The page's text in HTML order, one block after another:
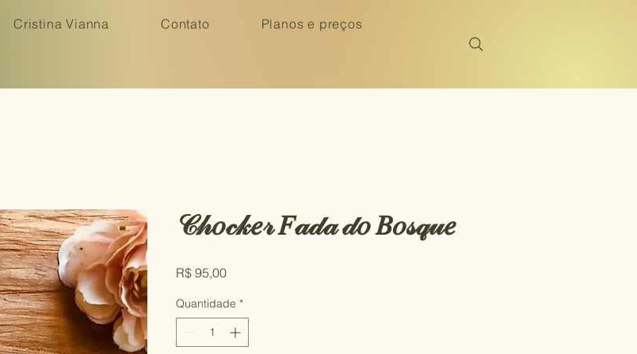
Cristina Vianna Contato Planos e preços
𝒞𝒽𝑜𝒸𝓀𝑒𝓇 𝐹𝒶𝒹𝒶 𝒹𝑜 𝐵𝑜𝓈𝓆𝓊𝑒
R$ 95,00Preço
Quantidade *